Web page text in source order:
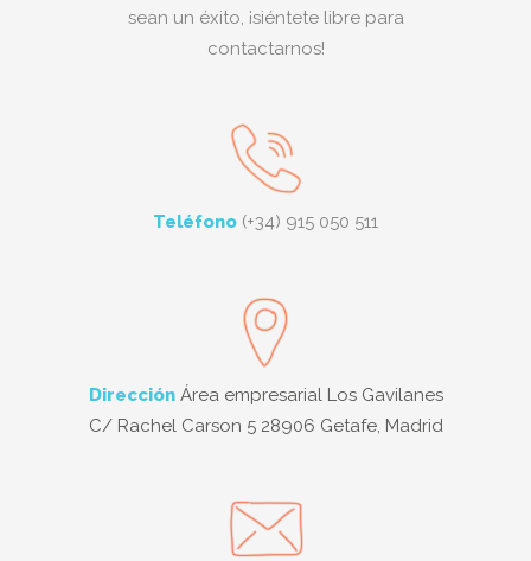
sean un éxito, ¡siéntete libre para
contactarnos!
Teléfono (+34) 915 050 511
DirecciónÁrea empresarial Los Gavilanes
C/ Rachel Carson 5 28906 Getafe, Madrid